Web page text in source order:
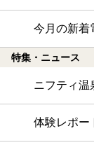
今月の新着
特集・ニュース
ニフティ温
体験レポー